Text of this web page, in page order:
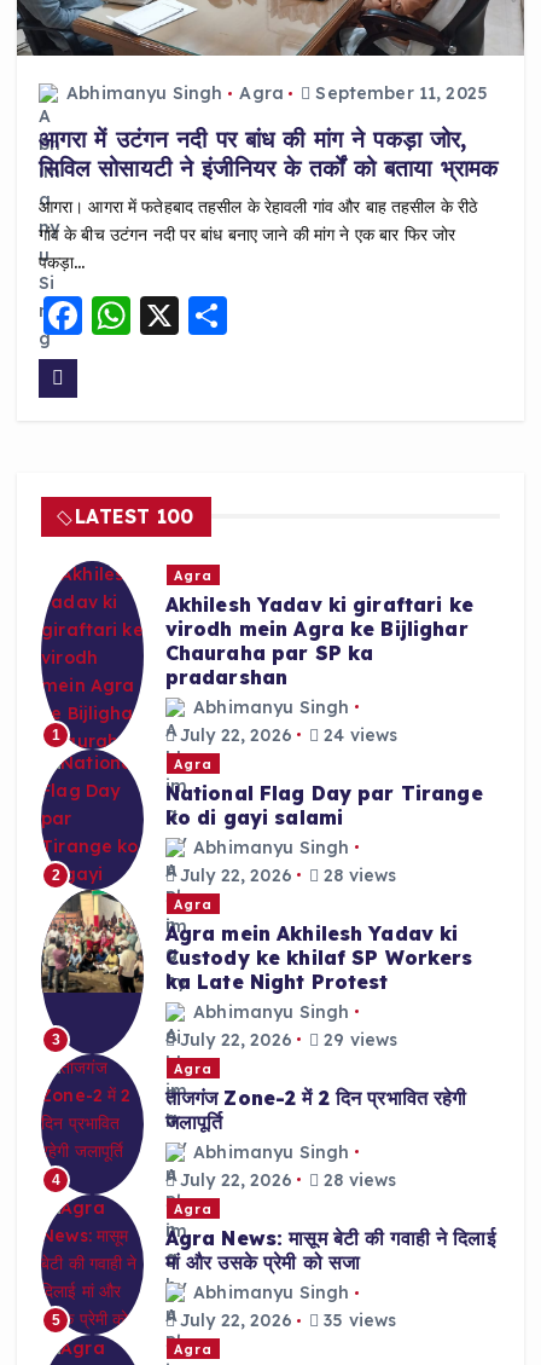
Abhimanyu Singh Agra September 11, 2025
आगरा में उटंगन नदी पर बांध की मांग ने पकड़ा जोर,
सिविल सोसायटी ने इंजीनियर के तर्कों को बताया भ्रामक
आगरा। आगरा में फतेहबाद तहसील के रेहावली गांव और बाह तहसील के रीठे
गांव के बीच उटंगन नदी पर बांध बनाए जाने की मांग ने एक बार फिर जोर
पकड़ा…
F
o
o
k
W
p
p
X S
LATEST 100
1
Agra
Akhilesh Yadav ki giraftari ke
virodh mein Agra ke Bijlighar
Chauraha par SP ka
pradarshan
Abhimanyu Singh
July 22, 2026
24 views
2
Agra
National Flag Day par Tirange
ko di gayi salami
Abhimanyu Singh
July 22, 2026
28 views
3
Agra
Agra mein Akhilesh Yadav ki
Custody ke khilaf SP Workers
ka Late Night Protest
Abhimanyu Singh
July 22, 2026
29 views
4
Agra
ताजगंज Zone-2 में 2 दिन प्रभावित रहेगी
जलापूर्ति
Abhimanyu Singh
July 22, 2026
28 views
5
Agra
Agra News: मासूम बेटी की गवाही ने दिलाई
मां और उसके प्रेमी को सजा
Abhimanyu Singh
July 22, 2026
35 views
Agra